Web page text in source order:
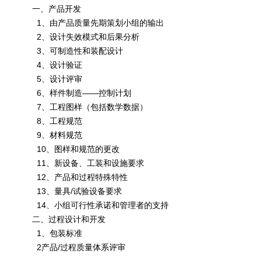
一、产品开发
1、由产品质量先期策划小组的输出
2、设计失效模式和后果分析
3、可制造性和装配设计
4、设计验证
5、设计评审
6、样件制造——控制计划
7、工程图样（包括数学数据）
8、工程规范
9、材料规范
10、图样和规范的更改
11、新设备、工装和设施要求
12、产品和过程特殊特性
13、量具/试验设备要求
14、小组可行性承诺和管理者的支持
二、过程设计和开发
1、包装标准
2产品/过程质量体系评审